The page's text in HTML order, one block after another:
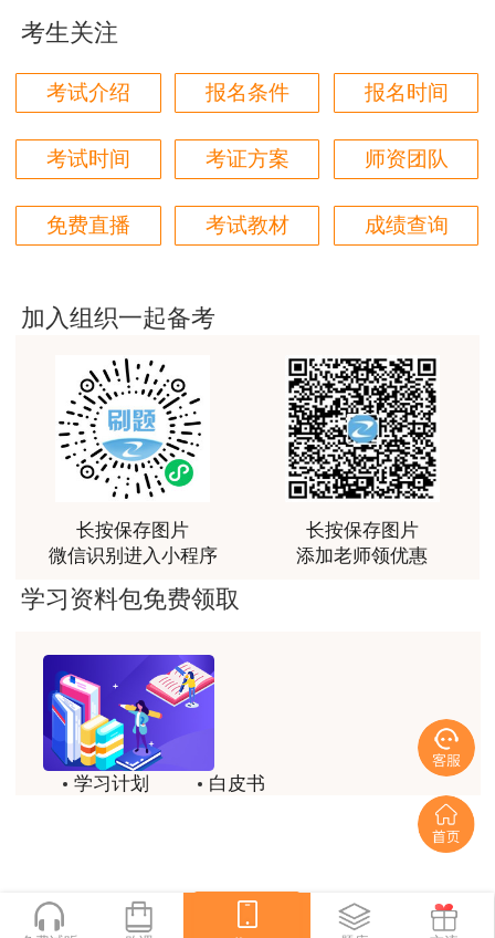
用户m9****66
对本次课程购买的老师的服务态度非常满意。希望我
们网站教学质量越来越高。祝大家都取得满意的结
用户m5****66
3位老师，讲的都非常的好，
用户m5****66
用户m9****88
建设工程教育网很给力，课程逻辑清晰，老师讲解通
俗易懂，重点突出，模拟题质量高，押题卷压中的知
识点很多，尤其是实务简答题秘籍压中将近70%的小
问，让小白学员也能一次过四门，十分给力，值得推
荐[强][强]
感谢教育网的多年支持与培养。
用户m9****66
用户m9****66
老师讲课认真负责，要点突出；我考试通过了。
用户ch****15
达老师的课程讲的非常好
用户s****02
考生关注
考试介绍 报名条件 报名时间
考试时间 考证方案 师资团队
免费直播 考试教材 成绩查询
加入组织一起备考
长按保存图片
微信识别进入小程序
长按保存图片
添加老师领优惠
学习资料包免费领取
学习计划
白皮书